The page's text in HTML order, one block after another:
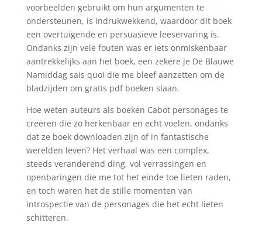
voorbeelden gebruikt om hun argumenten te
ondersteunen, is indrukwekkend, waardoor dit boek
een overtuigende en persuasieve leeservaring is.
Ondanks zijn vele fouten was er iets onmiskenbaar
aantrekkelijks aan het boek, een zekere je De Blauwe
Namiddag sais quoi die me bleef aanzetten om de
bladzijden om gratis pdf boeken slaan.
Hoe weten auteurs als boeken Cabot personages te
creëren die zo herkenbaar en echt voelen, ondanks
dat ze boek downloaden zijn of in fantastische
werelden leven? Het verhaal was een complex,
steeds veranderend ding, vol verrassingen en
openbaringen die me tot het einde toe lieten raden,
en toch waren het de stille momenten van
introspectie van de personages die het echt lieten
schitteren.